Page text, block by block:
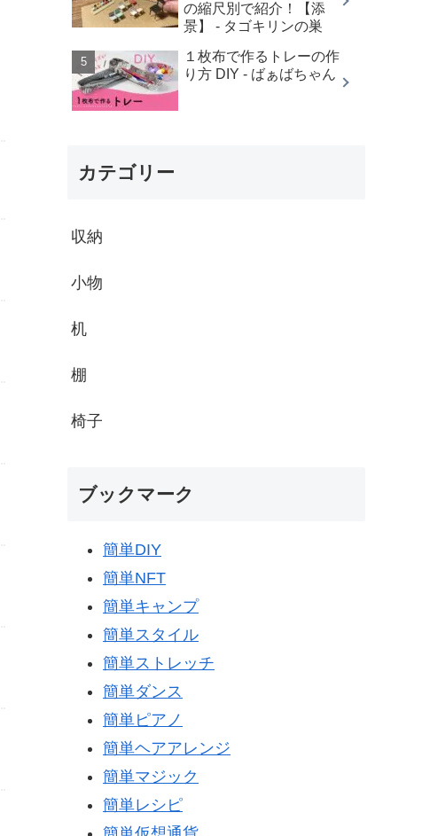
の縮尺別で紹介！【添
景】 - タゴキリンの巣
１枚布で作るトレーの作
り方 DIY - ばぁばちゃん
カテゴリー
収納
小物
机
棚
椅子
ブックマーク
簡単DIY
簡単NFT
簡単キャンプ
簡単スタイル
簡単ストレッチ
簡単ダンス
簡単ピアノ
簡単ヘアアレンジ
簡単マジック
簡単レシピ